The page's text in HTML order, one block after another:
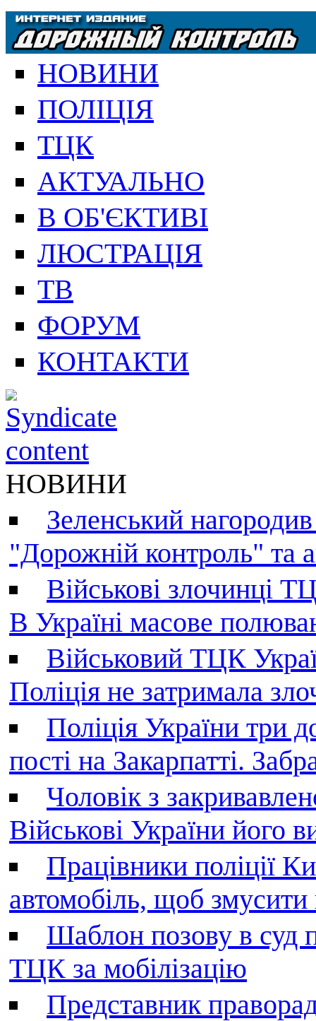
НОВИНИ
ПОЛІЦІЯ
ТЦК
АКТУАЛЬНО
В ОБ'ЄКТИВІ
ЛЮСТРАЦІЯ
ТВ
ФОРУМ
КОНТАКТИ
НОВИНИ
Зеленський
"Дорожній контроль" та
Військові злочинці
В Україні масове
Військовий ТЦК
Поліція не затримала
Поліція України три
пості на Закарпатті.
Чоловік з
Військові України його
Працівники поліції
автомобіль, щоб
Шаблон позову в суд
ТЦК за мобілізацію
Представник